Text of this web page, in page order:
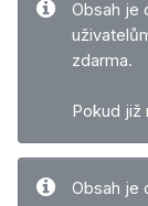
Obsah je
zdarma.
Pokud již
Obsah je